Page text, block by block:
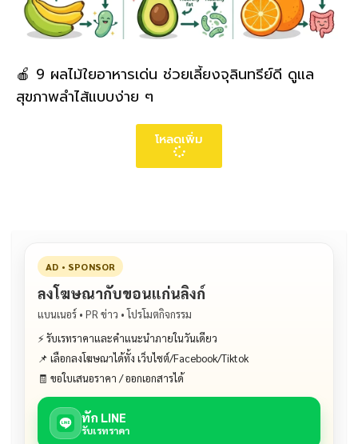
🍎 9 ผลไม้ใยอาหารเด่น ช่วยเลี้ยงจุลินทรีย์ดี ดูแล
สุขภาพลำไส้แบบง่าย ๆ
โหลดเพิ่ม
AD • SPONSOR
ลงโฆษณากับขอนแก่นลิงก์
แบนเนอร์ • PR ข่าว • โปรโมตกิจกรรม
⚡ รับเรทราคาและคำแนะนำภายในวันเดียว
📌 เลือกลงโฆษณาได้ทั้ง เว็บไซต์/Facebook/Tiktok
🧾 ขอใบเสนอราคา / ออกเอกสารได้
ทัก LINE
รับเรทราคา